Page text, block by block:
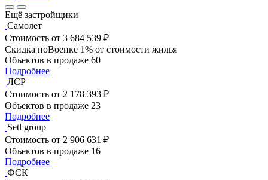
Ещё застройщики
Самолет
Стоимость от 3 684 539 ₽
Скидка поВоенке 1% от стоимости жилья
Объектов в продаже 60
Подробнее
ЛСР
Стоимость от 2 178 393 ₽
Объектов в продаже 23
Подробнее
Setl group
Стоимость от 2 906 631 ₽
Объектов в продаже 16
Подробнее
ФСК